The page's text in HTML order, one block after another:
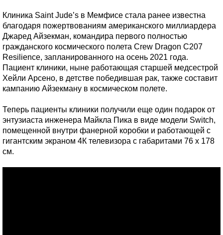
Клиника Saint Jude’s в Мемфисе стала ранее известна
благодаря пожертвованиям американского миллиардера
Джаред Айзекман, командира первого полностью
гражданского космического полета Crew Dragon C207
Resilience, запланированного на осень 2021 года.
Пациент клиники, ныне работающая старшей медсестрой
Хейли Арсено, в детстве победившая рак, также составит
кампанию Айзекману в космическом полете.
Теперь пациенты клиники получили еще один подарок от
энтузиаста инженера Майкла Пика в виде модели Switch,
помещенной внутри фанерной коробки и работающей с
гигантским экраном 4К телевизора с габаритами 76 x 178
см.